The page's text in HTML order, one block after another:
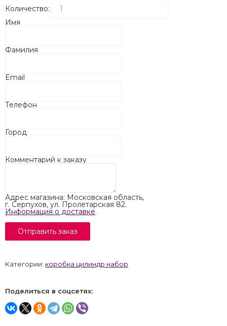
Количество:
Имя
Фамилия
Email
Телефон
Город
Комментарий к заказу
Адрес магазина: Московская область,
г. Серпухов, ул. Пролетарская 82.
Информация о доставке.
Категории: коробка цилиндр набор
Поделиться в соцсетях: